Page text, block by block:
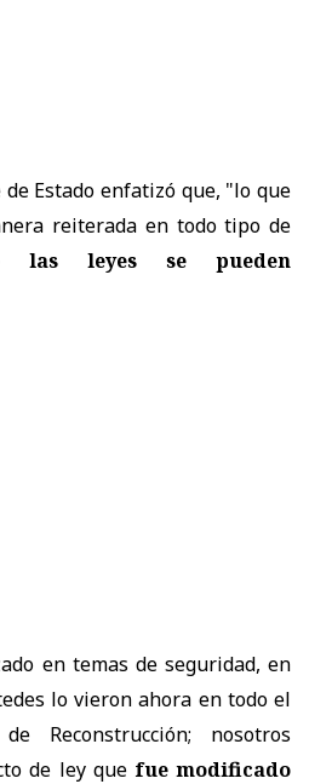
Estado enfatizó que, "lo que
reiterada en todo tipo de
las leyes se pueden
en temas de seguridad, en
lo vieron ahora en todo el
Reconstrucción; nosotros
de ley que fue modificado